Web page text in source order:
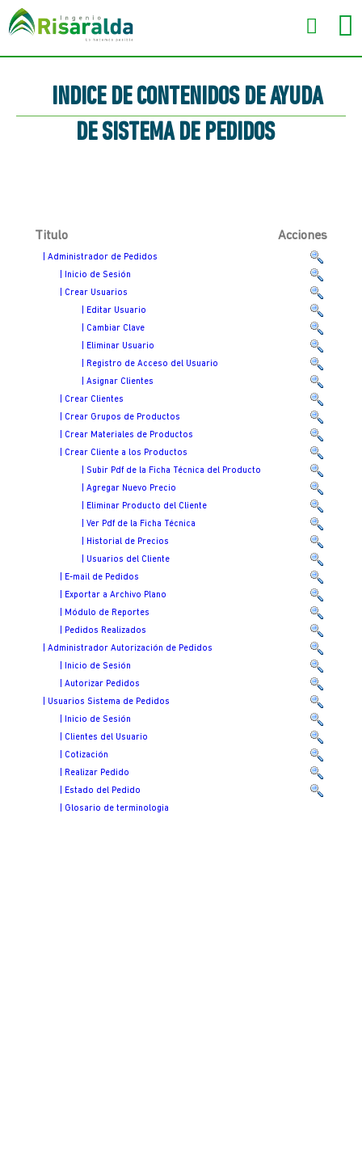
INDICE DE CONTENIDOS DE AYUDA
DE SISTEMA DE PEDIDOS
Titulo Acciones
| Administrador de Pedidos
| Inicio de Sesión
| Crear Usuarios
| Editar Usuario
| Cambiar Clave
| Eliminar Usuario
| Registro de Acceso del Usuario
| Asignar Clientes
| Crear Clientes
| Crear Grupos de Productos
| Crear Materiales de Productos
| Crear Cliente a los Productos
| Subir Pdf de la Ficha Técnica del Producto
| Agregar Nuevo Precio
| Eliminar Producto del Cliente
| Ver Pdf de la Ficha Técnica
| Historial de Precios
| Usuarios del Cliente
| E-mail de Pedidos
| Exportar a Archivo Plano
| Módulo de Reportes
| Pedidos Realizados
| Administrador Autorización de Pedidos
| Inicio de Sesión
| Autorizar Pedidos
| Usuarios Sistema de Pedidos
| Inicio de Sesión
| Clientes del Usuario
| Cotización
| Realizar Pedido
| Estado del Pedido
| Glosario de terminologia